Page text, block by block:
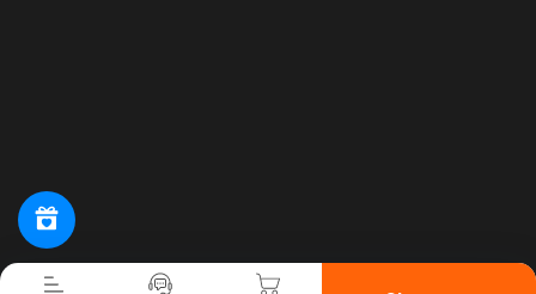
Tiến hành thanh toán